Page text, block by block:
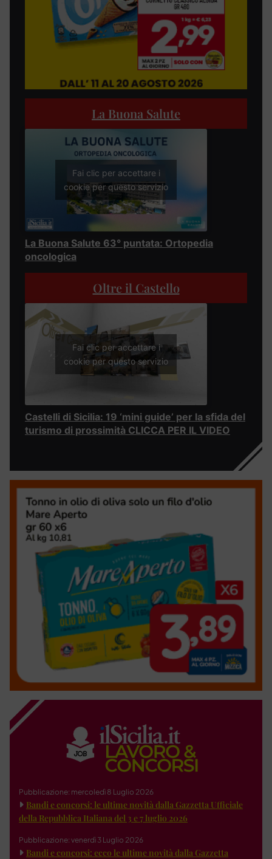
La Buona Salute
Fai clic per accettare i
cookie per questo servizio
La Buona Salute 63° puntata: Ortopedia
oncologica
Oltre il Castello
Fai clic per accettare i
cookie per questo servizio
Castelli di Sicilia: 19 ‘mini guide’ per la sfida del
turismo di prossimità CLICCA PER IL VIDEO
Pubblicazione: mercoledì 8 Luglio 2026
Bandi e concorsi: le ultime novità dalla Gazzetta Ufficiale
della Repubblica Italiana del 3 e 7 luglio 2026
Pubblicazione: venerdì 3 Luglio 2026
Bandi e concorsi: ecco le ultime novità dalla Gazzetta